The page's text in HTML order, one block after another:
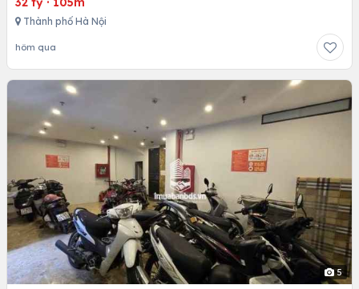
Thành phố Hà Nội
hôm qua
5